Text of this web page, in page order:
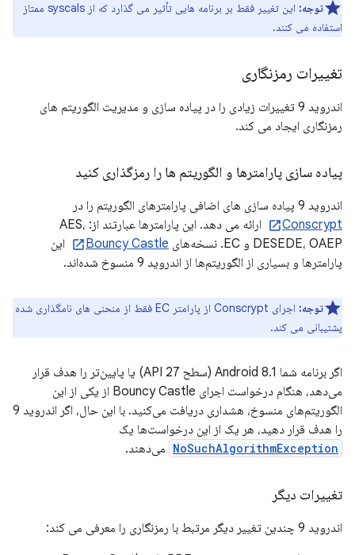
توجه:
این تغییر فقط بر برنامه هایی تأثیر می گذارد که از syscals ممتاز
استفاده می کنند.
تغییرات رمزنگاری
اندروید 9 تغییرات زیادی را در پیاده سازی و مدیریت الگوریتم های
رمزنگاری ایجاد می کند.
پیاده سازی پارامترها و الگوریتم ها را رمزگذاری کنید
اندروید 9 پیاده سازی های اضافی پارامترهای الگوریتم را در
Conscrypt
ارائه می دهد. این پارامترها عبارتند از: AES،
DESEDE، OAEP و EC. نسخه‌های
Bouncy Castle
این
پارامترها و بسیاری از الگوریتم‌ها از اندروید 9 منسوخ شده‌اند.
توجه:
اجرای Conscrypt از پارامتر EC فقط از منحنی های نامگذاری شده
پشتیبانی می کند.
اگر برنامه شما Android 8.1 (سطح API 27) یا پایین‌تر را هدف قرار
می‌دهد، هنگام درخواست اجرای Bouncy Castle از یکی از این
الگوریتم‌های منسوخ، هشداری دریافت می‌کنید. با این حال، اگر اندروید 9
را هدف قرار دهید، هر یک از این درخواست‌ها یک
NoSuchAlgorithmException می‌دهند.
تغییرات دیگر
اندروید 9 چندین تغییر دیگر مرتبط با رمزنگاری را معرفی می کند: